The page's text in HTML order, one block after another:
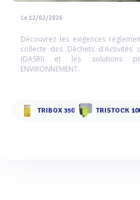
Le 12/02/2026
Découvrez les exigences
collecte des Déchets d'Activités
(DASRI) et les solutions
ENVIRONNEMENT.
TRIBOX 350 TRISTOCK